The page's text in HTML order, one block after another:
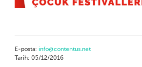
E-posta: info@contentus.net
Tarih: 05/12/2016